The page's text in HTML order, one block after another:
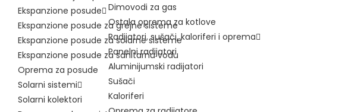
Ekspanzione posude
Ekspanzione posude za grejne sisteme
Ekspanzione posude za solarne sisteme
Ekspanzione posude za sanitarnu vodu
Oprema za posude
Solarni sistemi
Solarni kolektori
Dimovodi za gas
Ostala oprema za kotlove
Radijatori, sušači, kaloriferi i oprema
Panelni radijatori
Aluminijumski radijatori
Sušači
Kaloriferi